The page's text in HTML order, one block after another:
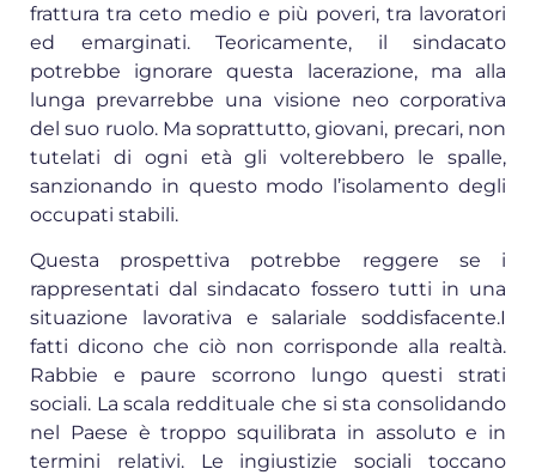
frattura tra ceto medio e più poveri, tra lavoratori
ed emarginati. Teoricamente, il sindacato
potrebbe ignorare questa lacerazione, ma alla
lunga prevarrebbe una visione neo corporativa
del suo ruolo. Ma soprattutto, giovani, precari, non
tutelati di ogni età gli volterebbero le spalle,
sanzionando in questo modo l’isolamento degli
occupati stabili.
Questa prospettiva potrebbe reggere se i
rappresentati dal sindacato fossero tutti in una
situazione lavorativa e salariale soddisfacente.I
fatti dicono che ciò non corrisponde alla realtà.
Rabbie e paure scorrono lungo questi strati
sociali. La scala reddituale che si sta consolidando
nel Paese è troppo squilibrata in assoluto e in
termini relativi. Le ingiustizie sociali toccano